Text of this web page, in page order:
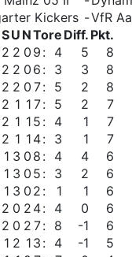
Kickers -VfR
SU NTore Diff. Pkt.
2 2 0 9 : 4 5
8
2 2 0 6 : 3 3
8
2 2 0 7: 5 2
8
2 1 1 7: 5 2
7
2 1 1 5 : 4 1
7
2 1 1 4: 3 1
7
1 3 0 8 : 4 4
6
1 3 0 5 : 3 2
6
1 3 0 2 : 1 1
6
2 0 2 4: 4 0
6
2 0 2 7: 8 -1
6
1 2 1 3 : 4 -1
5